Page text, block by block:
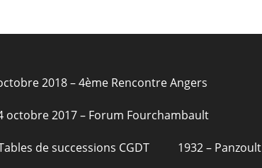
2018 – 4ème Rencontre Angers
octobre 2017 – Forum Fourchambault
de successions CGDT 1932 – Panzoult